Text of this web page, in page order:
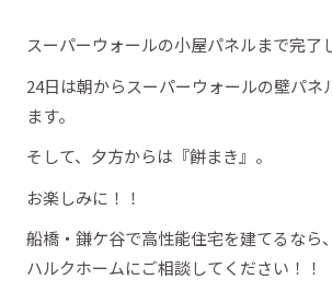
スーパーウォールの小屋パネルまで完了
24日は朝からスーパーウォールの壁パネ
ます。
そして、夕方からは『餅まき』。
お楽しみに！！
船橋・鎌ケ谷で高性能住宅を建てるなら、
ハルクホームにご相談してください！！